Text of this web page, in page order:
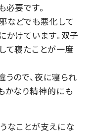
必要です。
などでも悪化して
かけています。双子
て寝たことが一度
うので、夜に寝られ
かなり精神的にも
なことが支えにな